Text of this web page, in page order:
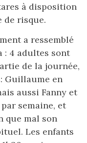
à disposition
de risque.
a ressemblé
: 4 adultes sont
de la journée,
Guillaume en
aussi Fanny et
semaine, et
que mal son
Les enfants